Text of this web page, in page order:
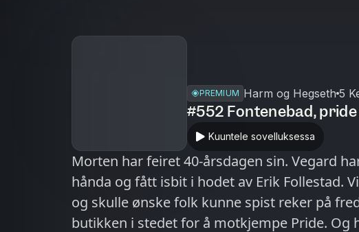
PREMIUM Harm og Hegseth 5
#552 Fontenebad,
Kuuntele sovelluksessa
Morten har feiret 40-årsdagen sin. Vegard
hånda og fått isbit i hodet av Erik Follestad.
og skulle ønske folk kunne spist reker på
butikken i stedet for å motkjempe Pride. Og